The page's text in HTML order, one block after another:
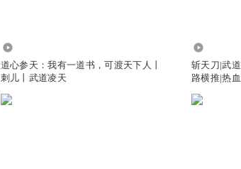
道心参天：我有一道书，可渡天下人丨
刺儿丨武道凌天
斩天刀|武
路横推|热